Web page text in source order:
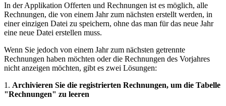
In der Applikation Offerten und Rechnungen ist es möglich, alle
Rechnungen, die von einem Jahr zum nächsten erstellt werden, in
einer einzigen Datei zu speichern, ohne das man für das neue Jahr
eine neue Datei erstellen muss.
Wenn Sie jedoch von einem Jahr zum nächsten getrennte
Rechnungen haben möchten oder die Rechnungen des Vorjahres
nicht anzeigen möchten, gibt es zwei Lösungen:
1. Archivieren Sie die registrierten Rechnungen, um die Tabelle
"Rechnungen" zu leeren